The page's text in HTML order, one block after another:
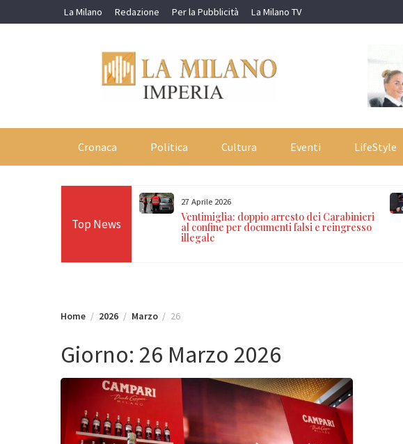
to
La Milano Redazione Per la Pubblicità La Milano TV
Cronaca Politica Cultura Eventi LifeStyle
Top News
violenta durante la notte
arresti per resistenza e
27 Aprile 2026
Ventimiglia: doppio arresto dei Carabinieri
al confine per documenti falsi e reingresso
illegale
Home 2026 Marzo 26
Giorno: 26 Marzo 2026